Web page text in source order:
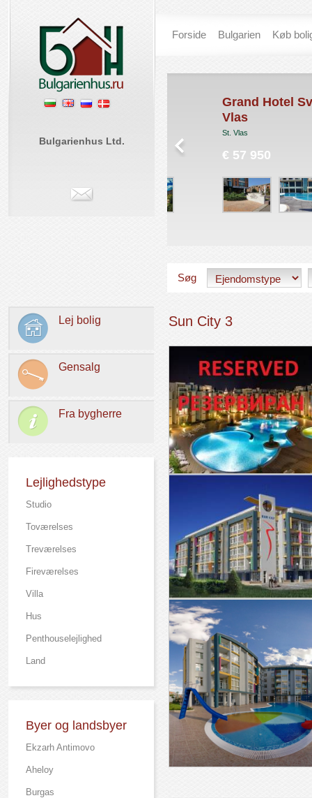
Bulgarienhus Ltd.
Forside Bulgarien Køb
101 / Holiday Fort
Grand Hotel Sveti
Vlas
St. Vlas
€ 57 950
Søg
Lej bolig
Gensalg
Fra bygherre
Lejlighedstype
Studio
Toværelses
Treværelses
Fireværelses
Villa
Hus
Рenthouselejlighed
Land
Byer og landsbyer
Ekzarh Antimovo
Aheloy
Burgas
Sun City 3